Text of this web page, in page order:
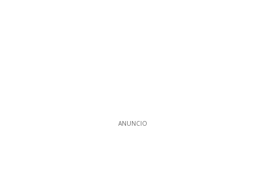
ANUNCIO